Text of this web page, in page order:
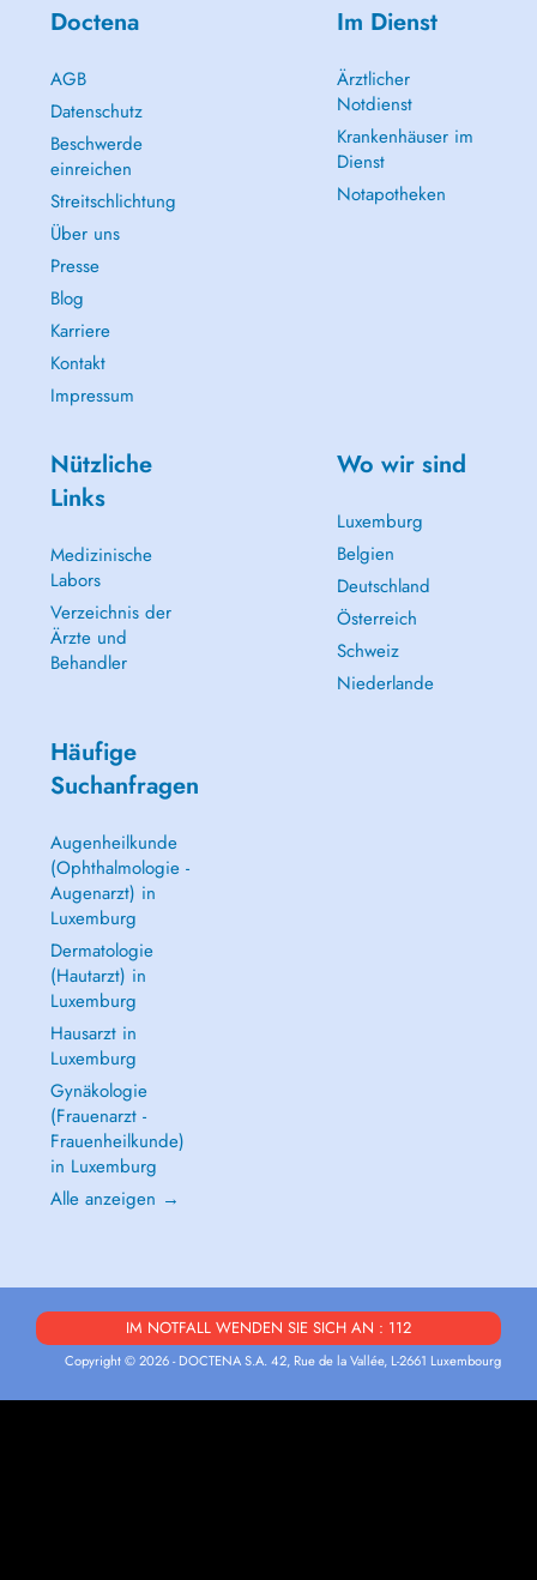
Doctena
AGB
Datenschutz
Beschwerde
einreichen
Streitschlichtung
Über uns
Presse
Blog
Karriere
Kontakt
Impressum
Im Dienst
Ärztlicher
Notdienst
Krankenhäuser im
Dienst
Notapotheken
Nützliche
Links
Medizinische
Labors
Verzeichnis der
Ärzte und
Behandler
Wo wir sind
Luxemburg
Belgien
Deutschland
Österreich
Schweiz
Niederlande
Häufige
Suchanfragen
Augenheilkunde
(Ophthalmologie -
Augenarzt) in
Luxemburg
Dermatologie
(Hautarzt) in
Luxemburg
Hausarzt in
Luxemburg
Gynäkologie
(Frauenarzt -
Frauenheilkunde)
in Luxemburg
Alle anzeigen →
IM NOTFALL WENDEN SIE SICH AN : 112
Copyright © 2026 - DOCTENA S.A. 42, Rue de la Vallée, L-2661 Luxembourg